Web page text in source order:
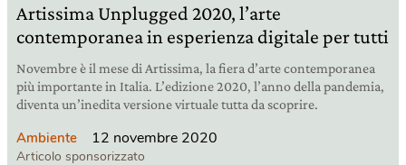
Artissima Unplugged 2020, l’arte
contemporanea in esperienza digitale per tutti
Novembre è il mese di Artissima, la fiera d’arte contemporanea
più importante in Italia. L’edizione 2020, l’anno della pandemia,
diventa un’inedita versione virtuale tutta da scoprire.
Ambiente 12 novembre 2020
Articolo sponsorizzato